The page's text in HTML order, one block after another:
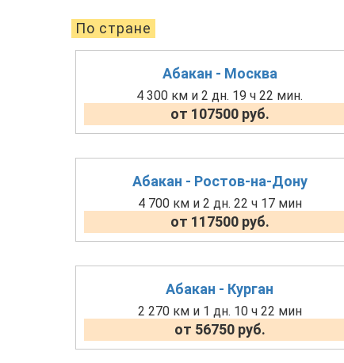
По стране
Абакан - Москва
4 300 км и 2 дн. 19 ч 22 мин.
от 107500 руб.
Абакан - Ростов-на-Дону
4 700 км и 2 дн. 22 ч 17 мин
от 117500 руб.
Абакан - Курган
2 270 км и 1 дн. 10 ч 22 мин
от 56750 руб.